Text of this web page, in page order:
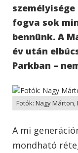
fogva sok
bennünk. A
év után
Parkban –
Fotók: Nagy
A mi
mondható